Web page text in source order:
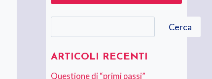
Cerca
ARTICOLI RECENTI
Questione di “primi passi”